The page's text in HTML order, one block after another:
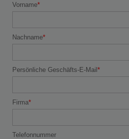
Vorname
Nachname
Persönliche Geschäfts-E-Mail
Firma
Telefonnummer